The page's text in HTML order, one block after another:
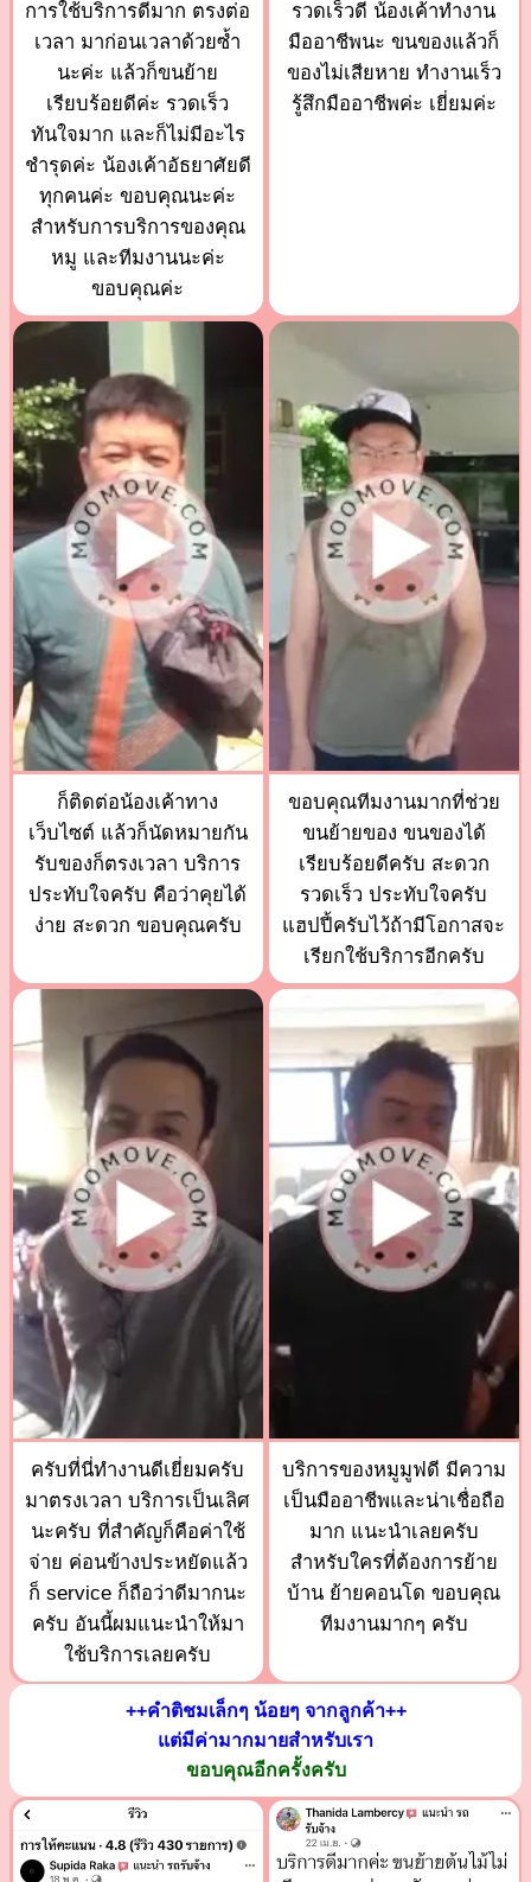
การใช้บริการดีมาก ตรงต่อ
เวลา มาก่อนเวลาด้วยซ้ำ
นะค่ะ แล้วก็ขนย้าย
เรียบร้อยดีค่ะ รวดเร็ว
ทันใจมาก และก็ไม่มีอะไร
ชำรุดค่ะ น้องเค้าอัธยาศัยดี
ทุกคนค่ะ ขอบคุณนะค่ะ
สำหรับการบริการของคุณ
หมู และทีมงานนะค่ะ
ขอบคุณค่ะ
รวดเร็วดี น้องเค้าทำงาน
มืออาชีพนะ ขนของแล้วก็
ของไม่เสียหาย ทำงานเร็ว
รู้สึกมืออาชีพค่ะ เยี่ยมค่ะ
ก็ติดต่อน้องเค้าทาง
เว็บไซต์ แล้วก็นัดหมายกัน
รับของก็ตรงเวลา บริการ
ประทับใจครับ คือว่าคุยได้
ง่าย สะดวก ขอบคุณครับ
ขอบคุณทีมงานมากที่ช่วย
ขนย้ายของ ขนของได้
เรียบร้อยดีครับ สะดวก
รวดเร็ว ประทับใจครับ
แฮปปี้ครับไว้ถ้ามีโอกาสจะ
เรียกใช้บริการอีกครับ
ครับที่นี่ทำงานดีเยี่ยมครับ
มาตรงเวลา บริการเป็นเลิศ
นะครับ ที่สำคัญก็คือค่าใช้
จ่าย ค่อนข้างประหยัดแล้ว
ก็ service ก็ถือว่าดีมากนะ
ครับ อันนี้ผมแนะนำให้มา
ใช้บริการเลยครับ
บริการของหมูมูฟดี มีความ
เป็นมืออาชีพและน่าเชื่อถือ
มาก แนะนำเลยครับ
สำหรับใครที่ต้องการย้าย
บ้าน ย้ายคอนโด ขอบคุณ
ทีมงานมากๆ ครับ
++คำติชมเล็กๆ น้อยๆ จากลูกค้า++
แต่มีค่ามากมายสำหรับเรา
ขอบคุณอีกครั้งครับ